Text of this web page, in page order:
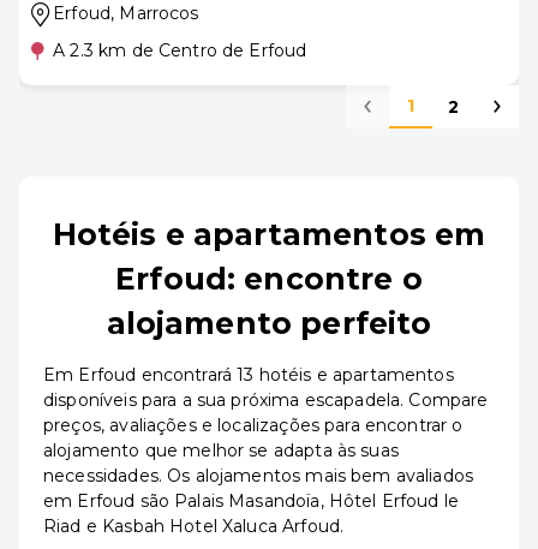
Erfoud, Marrocos
A 2.3 km de Centro de Erfoud
1 2
Hotéis e apartamentos em
Erfoud: encontre o
alojamento perfeito
Em Erfoud encontrará 13 hotéis e apartamentos
disponíveis para a sua próxima escapadela. Compare
preços, avaliações e localizações para encontrar o
alojamento que melhor se adapta às suas
necessidades. Os alojamentos mais bem avaliados
em Erfoud são Palais Masandoïa, Hôtel Erfoud le
Riad e Kasbah Hotel Xaluca Arfoud.